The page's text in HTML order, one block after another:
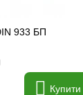
933 БП
Купити